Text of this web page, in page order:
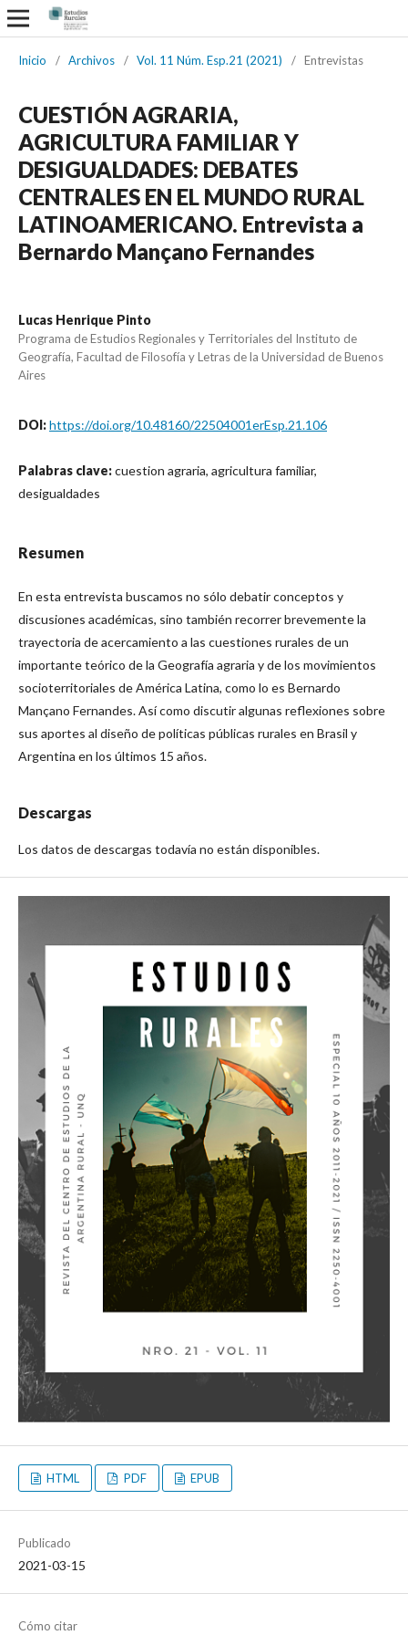
Inicio / Archivos / Vol. 11 Núm. Esp.21 (2021) / Entrevistas
CUESTIÓN AGRARIA,
AGRICULTURA FAMILIAR Y
DESIGUALDADES: DEBATES
CENTRALES EN EL MUNDO RURAL
LATINOAMERICANO. Entrevista a
Bernardo Mançano Fernandes
Lucas Henrique Pinto
Programa de Estudios Regionales y Territoriales del Instituto de
Geografía, Facultad de Filosofía y Letras de la Universidad de Buenos
Aires
DOI:https://doi.org/10.48160/22504001erEsp.21.106
Palabras clave:cuestion agraria, agricultura familiar,
desigualdades
Resumen
En esta entrevista buscamos no sólo debatir conceptos y
discusiones académicas, sino también recorrer brevemente la
trayectoria de acercamiento a las cuestiones rurales de un
importante teórico de la Geografía agraria y de los movimientos
socioterritoriales de América Latina, como lo es Bernardo
Mançano Fernandes. Así como discutir algunas reflexiones sobre
sus aportes al diseño de políticas públicas rurales en Brasil y
Argentina en los últimos 15 años.
Descargas
Los datos de descargas todavía no están disponibles.
HTML PDF EPUB
Publicado
2021-03-15
Cómo citar